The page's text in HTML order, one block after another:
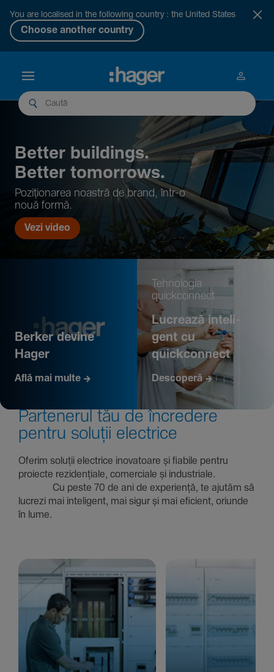
You are localised in the following country : the United States
Choose another country
Better buil­dings.
Better tomor­rows.
Pozi­țio­narea noastră de brand, într-o
nouă formă.
Vezi video
Berker devine
Hager
Află mai multe
Tehno­logia
quickconnect
Lucrează inte­li­
gent cu
quickconnect
Descoperă
Parte­nerul tău de încre­dere
pentru soluții electrice
Oferim soluții electrice inova­toare și fiabile pentru
proiecte rezi­den­țiale, comer­ciale și indus­triale.
Cu peste 70 de ani de expe­riență, te ajutăm să
lucrezi mai inte­li­gent, mai sigur și mai eficient, oriunde
în lume.